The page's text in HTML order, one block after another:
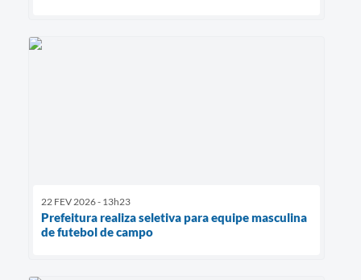
22 FEV 2026 - 13h23
Prefeitura realiza seletiva para equipe masculina
de futebol de campo